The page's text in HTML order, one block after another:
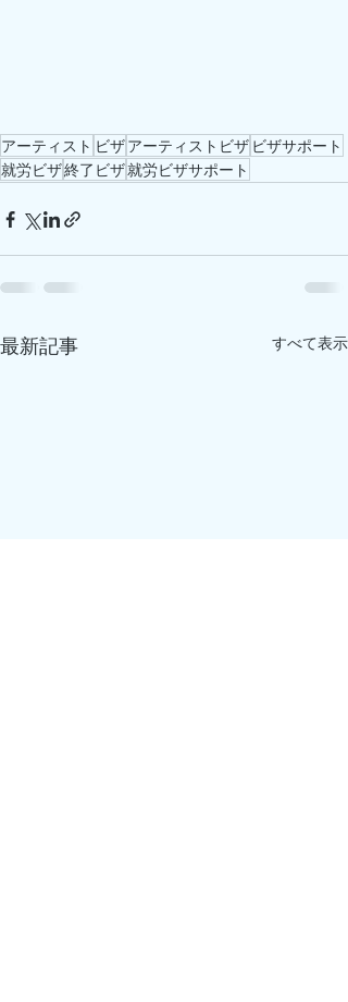
アーティスト ビザアーティストビザ ビザサポート
就労ビザ終了ビザ就労ビザサポート
最新記事 すべて表示